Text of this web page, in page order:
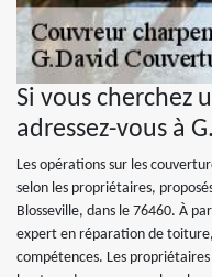
Si vous cherchez
adressez-vous à
Les opérations sur les
selon les propriétaires,
Blosseville, dans le 76460. À
expert en réparation de
compétences. Les